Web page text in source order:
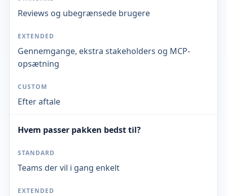
Reviews og ubegrænsede brugere
Gennemgange, ekstra stakeholders og MCP-
opsætning
Efter aftale
Hvem passer pakken bedst til?
Teams der vil i gang enkelt